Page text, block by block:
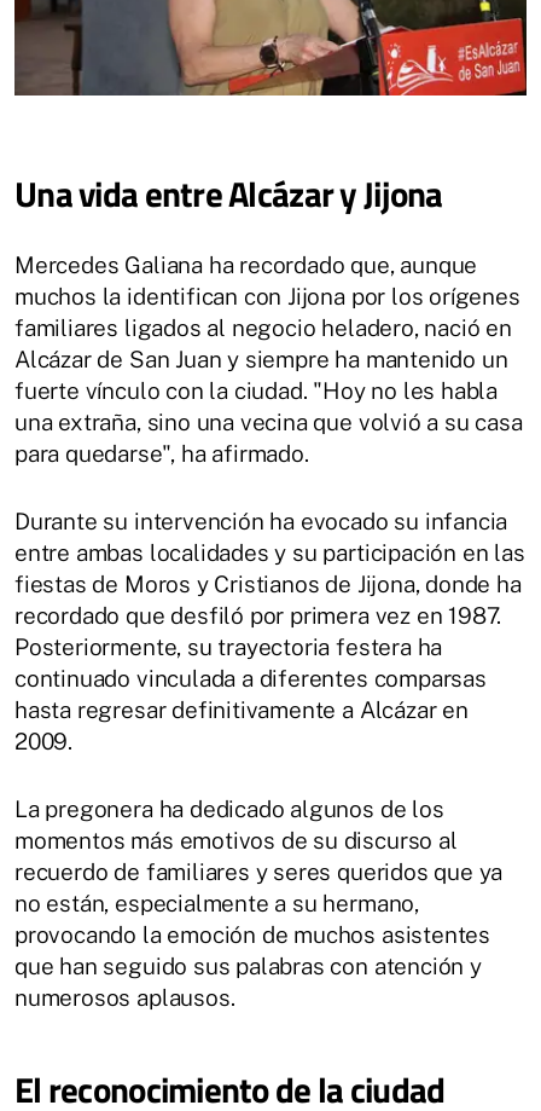
Una vida entre Alcázar y Jijona
Mercedes Galiana ha recordado que, aunque
muchos la identifican con Jijona por los orígenes
familiares ligados al negocio heladero, nació en
Alcázar de San Juan y siempre ha mantenido un
fuerte vínculo con la ciudad. "Hoy no les habla
una extraña, sino una vecina que volvió a su casa
para quedarse", ha afirmado.
Durante su intervención ha evocado su infancia
entre ambas localidades y su participación en las
fiestas de Moros y Cristianos de Jijona, donde ha
recordado que desfiló por primera vez en 1987.
Posteriormente, su trayectoria festera ha
continuado vinculada a diferentes comparsas
hasta regresar definitivamente a Alcázar en
2009.
La pregonera ha dedicado algunos de los
momentos más emotivos de su discurso al
recuerdo de familiares y seres queridos que ya
no están, especialmente a su hermano,
provocando la emoción de muchos asistentes
que han seguido sus palabras con atención y
numerosos aplausos.
El reconocimiento de la ciudad